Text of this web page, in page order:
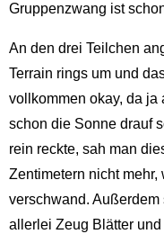
Gruppenzwang ist
An den drei Teilchen
Terrain rings um und
vollkommen okay, da ja
schon die Sonne drauf
rein reckte, sah man
Zentimetern nicht mehr,
verschwand.
allerlei Zeug Blätter